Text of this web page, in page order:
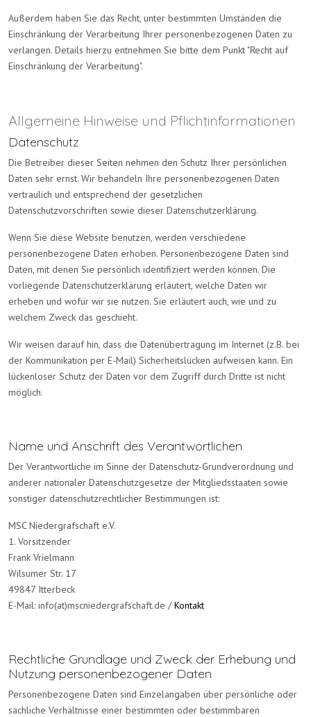
Außerdem haben Sie das Recht, unter bestimmten Umständen die
Einschränkung der Verarbeitung Ihrer personenbezogenen Daten zu
verlangen. Details hierzu entnehmen Sie bitte dem Punkt "Recht auf
Einschränkung der Verarbeitung".
Allgemeine Hinweise und Pflichtinformationen
Datenschutz
Die Betreiber dieser Seiten nehmen den Schutz Ihrer persönlichen
Daten sehr ernst. Wir behandeln Ihre personenbezogenen Daten
vertraulich und entsprechend der gesetzlichen
Datenschutzvorschriften sowie dieser Datenschutzerklärung.
Wenn Sie diese Website benutzen, werden verschiedene
personenbezogene Daten erhoben. Personenbezogene Daten sind
Daten, mit denen Sie persönlich identifiziert werden können. Die
vorliegende Datenschutzerklärung erläutert, welche Daten wir
erheben und wofür wir sie nutzen. Sie erläutert auch, wie und zu
welchem Zweck das geschieht.
Wir weisen darauf hin, dass die Datenübertragung im Internet (z.B. bei
der Kommunikation per E-Mail) Sicherheitslücken aufweisen kann. Ein
lückenloser Schutz der Daten vor dem Zugriff durch Dritte ist nicht
möglich.
Name und Anschrift des Verantwortlichen
Der Verantwortliche im Sinne der Datenschutz-Grundverordnung und
anderer nationaler Datenschutzgesetze der Mitgliedsstaaten sowie
sonstiger datenschutzrechtlicher Bestimmungen ist:
MSC Niedergrafschaft e.V.
1. Vorsitzender
Frank Vrielmann
Wilsumer Str. 17
49847 Itterbeck
E-Mail: info(at)mscniedergrafschaft.de /Kontakt
Rechtliche Grundlage und Zweck der Erhebung und
Nutzung personenbezogener Daten
Personenbezogene Daten sind Einzelangaben über persönliche oder
sachliche Verhältnisse einer bestimmten oder bestimmbaren